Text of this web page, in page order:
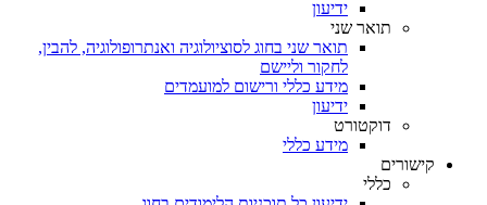
ידיעון
תואר שני
תואר שני בחוג לסוציולוגיה ואנתרופולוגיה, להבין,
לחקור וליישם
מידע כללי ורישום למועמדים
ידיעון
דוקטורט
מידע כללי
קישורים
כללי